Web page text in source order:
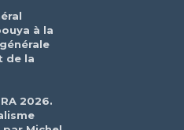
à la
de la
2026.